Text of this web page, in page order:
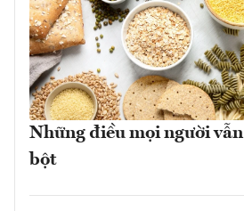
Những điều mọi người
bột